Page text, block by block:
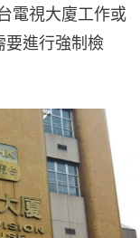
電視大廈工作或
要進行強制檢